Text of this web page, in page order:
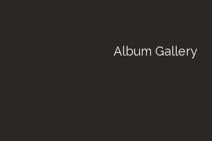
Album Gallery